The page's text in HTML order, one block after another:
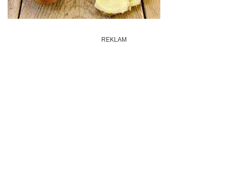
REKLAM